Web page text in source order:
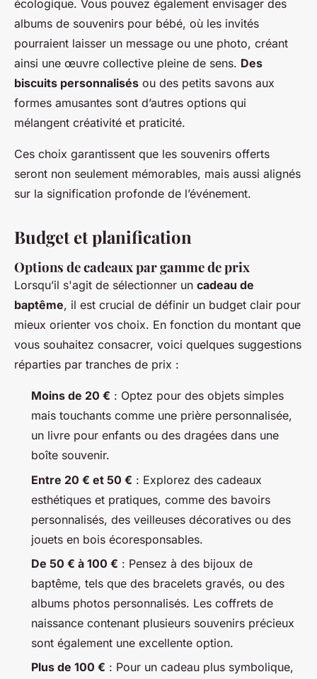
écologique. Vous pouvez également envisager des
albums de souvenirs pour bébé, où les invités
pourraient laisser un message ou une photo, créant
ainsi une œuvre collective pleine de sens. Des
biscuits personnalisés ou des petits savons aux
formes amusantes sont d’autres options qui
mélangent créativité et praticité.
Ces choix garantissent que les souvenirs offerts
seront non seulement mémorables, mais aussi alignés
sur la signification profonde de l’événement.
Budget et planification
Options de cadeaux par gamme de prix
Lorsqu’il s'agit de sélectionner un cadeau de
baptême, il est crucial de définir un budget clair pour
mieux orienter vos choix. En fonction du montant que
vous souhaitez consacrer, voici quelques suggestions
réparties par tranches de prix :
Moins de 20 € : Optez pour des objets simples
mais touchants comme une prière personnalisée,
un livre pour enfants ou des dragées dans une
boîte souvenir.
Entre 20 € et 50 € : Explorez des cadeaux
esthétiques et pratiques, comme des bavoirs
personnalisés, des veilleuses décoratives ou des
jouets en bois écoresponsables.
De 50 € à 100 € : Pensez à des bijoux de
baptême, tels que des bracelets gravés, ou des
albums photos personnalisés. Les coffrets de
naissance contenant plusieurs souvenirs précieux
sont également une excellente option.
Plus de 100 € : Pour un cadeau plus symbolique,